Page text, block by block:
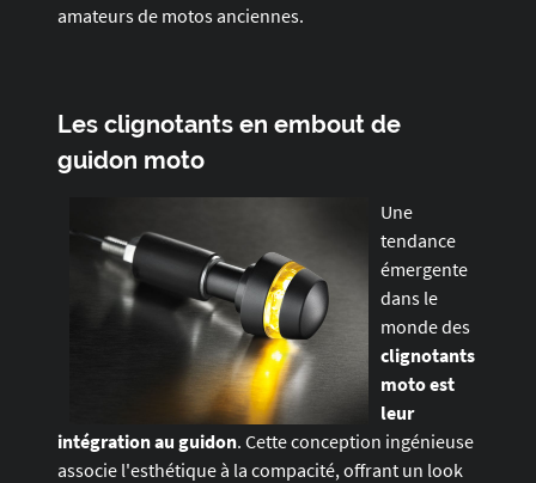
amateurs de motos anciennes.
Les clignotants en embout de
guidon moto
Une
tendance
émergente
dans le
monde des
clignotants
moto est
leur
intégration au guidon. Cette conception ingénieuse
associe l'esthétique à la compacité, offrant un look